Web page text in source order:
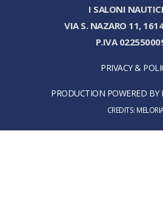
I SALONI
VIA S. NAZARO 11,
P.IVA
PRIVACY &
PRODUCTION POWERED BY
CREDITS: